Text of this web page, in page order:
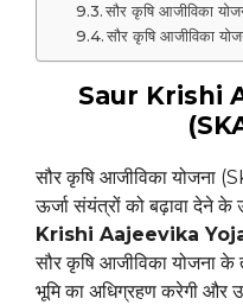
सौर कृषि आजीविका
सौर कृषि आजीविका
Saur Krishi
सौर कृषि आजीविका योजना
ऊर्जा संयंत्रों को बढ़ावा देने के
Krishi Aajeevika
सौर कृषि आजीविका योजना
भूमि का अधिग्रहण करेगी और